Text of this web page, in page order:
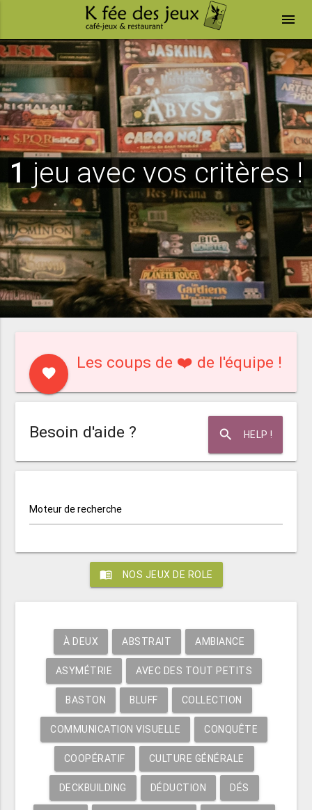
menu
1 jeu avec vos critères !
favorite
Les coups de ❤️ de l'équipe !
search HELP !
Besoin d'aide ?
Moteur de recherche
menu_book NOS JEUX DE ROLE
À DEUX ABSTRAIT AMBIANCE
ASYMÉTRIE AVEC DES TOUT PETITS
BASTON BLUFF COLLECTION
COMMUNICATION VISUELLE CONQUÊTE
COOPÉRATIF CULTURE GÉNÉRALE
DECKBUILDING DÉDUCTION DÉS